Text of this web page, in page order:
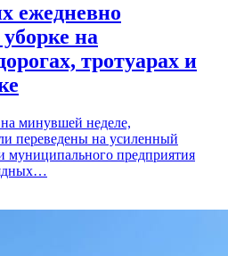
ежедневно
на
тротуарах и
минувшей неделе,
переведены на усиленный
предприятия